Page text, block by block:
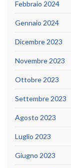
Febbraio 2024
Gennaio 2024
Dicembre 2023
Novembre 2023
Ottobre 2023
Settembre 2023
Agosto 2023
Luglio 2023
Giugno 2023